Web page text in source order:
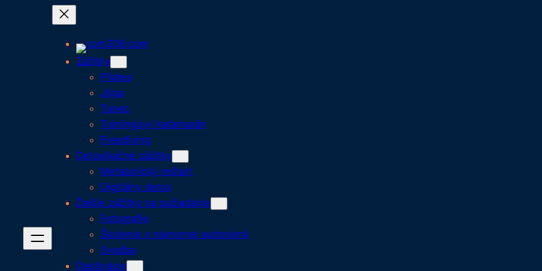
Zážitky
Pilates
Jóga
Tanec
Tréningový katamarán
Freediving
Detoxikačné zážitky
Metabolický reštart
Digitálny detox
Ďalšie zážitky na požiadanie
Fotografie
Školenie o námornej autonómii
Svadba
Destinácie